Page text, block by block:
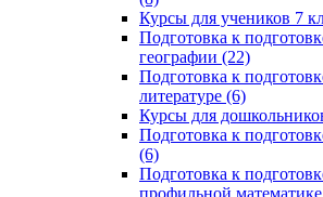
Курсы для учеников 7
Подготовка к
географии (22)
Подготовка к
литературе (6)
Курсы для
Подготовка к
(6)
Подготовка к